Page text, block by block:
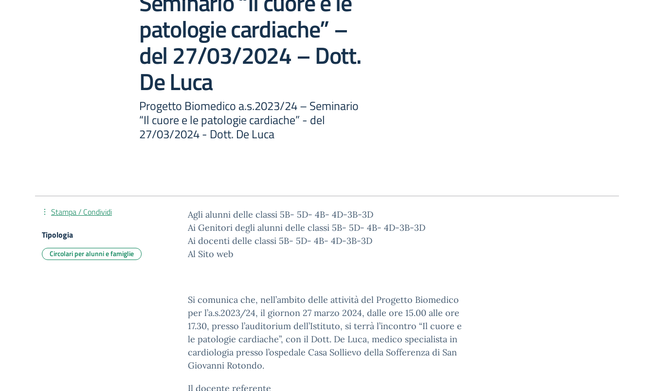
patologie cardiache” –
del 27/03/2024 – Dott.
De Luca
Progetto Biomedico a.s.2023/24 – Seminario
“Il cuore e le patologie cardiache” - del
27/03/2024 - Dott. De Luca
Agli alunni delle classi 5B- 5D- 4B- 4D-3B-3D
Ai Genitori degli alunni delle classi 5B- 5D- 4B- 4D-3B-3D
Ai docenti delle classi 5B- 5D- 4B- 4D-3B-3D
Al Sito web
Si comunica che, nell’ambito delle attività del Progetto Biomedico
per l’a.s.2023/24, il giornon 27 marzo 2024, dalle ore 15.00 alle ore
17.30, presso l’auditorium dell’Istituto, si terrà l’incontro “Il cuore e
le patologie cardiache”, con il Dott. De Luca, medico specialista in
cardiologia presso l’ospedale Casa Sollievo della Sofferenza di San
Giovanni Rotondo.
Il docente referente
Stampa / Condividi
Tipologia
Circolari per alunni e famiglie